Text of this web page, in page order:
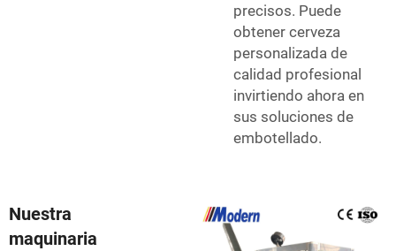
precisos. Puede
obtener cerveza
personalizada de
calidad profesional
invirtiendo ahora en
sus soluciones de
embotellado.
Nuestra
maquinaria